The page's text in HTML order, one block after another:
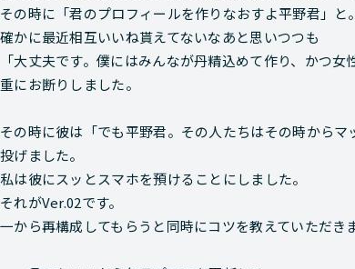
その時に「君のプロフィールを作りなおすよ平野君」と。
確かに最近相互いいね貰えてないなあと思いつつも
「大丈夫です。僕にはみんなが丹精込めて作り、かつ
重にお断りしました。
その時に彼は 「でも平野君。その人たちはその時から
投げました。
私は彼にスッとスマホを預けることにしました。
それがVer.02です。
一から再構成してもらうと同時にコツを教えていただき